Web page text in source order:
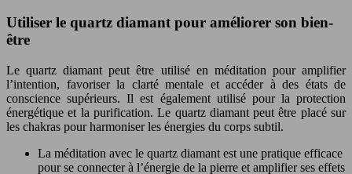
Utiliser le quartz diamant pour améliorer son bien-
être
Le quartz diamant peut être utilisé en méditation pour amplifier
l’intention, favoriser la clarté mentale et accéder à des états de
conscience supérieurs. Il est également utilisé pour la protection
énergétique et la purification. Le quartz diamant peut être placé sur
les chakras pour harmoniser les énergies du corps subtil.
La méditation avec le quartz diamant est une pratique efficace
pour se connecter à l’énergie de la pierre et amplifier ses effets